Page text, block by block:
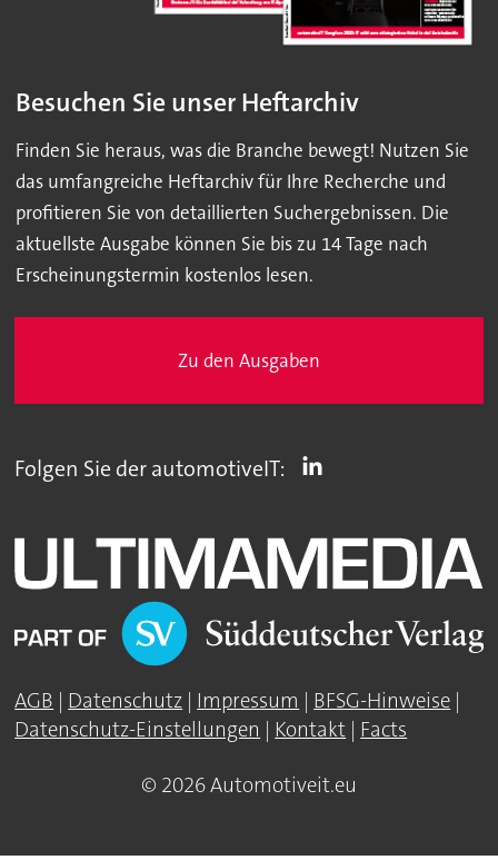
Besuchen Sie unser Heftarchiv
Finden Sie heraus, was die Branche bewegt! Nutzen Sie
das umfangreiche Heftarchiv für Ihre Recherche und
profitieren Sie von detaillierten Suchergebnissen. Die
aktuellste Ausgabe können Sie bis zu 14 Tage nach
Erscheinungstermin kostenlos lesen.
Zu den Ausgaben
Folgen Sie der automotiveIT:
AGB Datenschutz Impressum BFSG-Hinweise
Datenschutz-Einstellungen
Kontakt Facts
© 2026 Automotiveit.eu